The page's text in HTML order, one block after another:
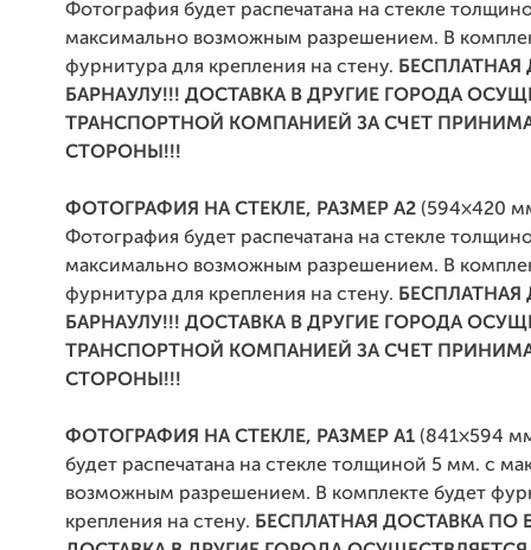
Фотография будет распечатана на стекле
максимально возможным разрешением. В
фурнитура для крепления на стену.
БАРНАУЛУ!!! ДОСТАВКА В ДРУГИЕ ГОРОДА
ТРАНСПОРТНОЙ КОМПАНИЕЙ ЗА СЧЕТ
СТОРОНЫ!!!
ФОТОГРАФИЯ НА СТЕКЛЕ, РАЗМЕР А2 (594×420
Фотография будет распечатана на стекле
максимально возможным разрешением. В
фурнитура для крепления на стену.
БАРНАУЛУ!!! ДОСТАВКА В ДРУГИЕ ГОРОДА
ТРАНСПОРТНОЙ КОМПАНИЕЙ ЗА СЧЕТ
СТОРОНЫ!!!
ФОТОГРАФИЯ НА СТЕКЛЕ, РАЗМЕР А1 (841×594
будет распечатана на стекле толщиной 5 мм. с
возможным разрешением. В комплекте будет
крепления на стену. БЕСПЛАТНАЯ ДОСТАВКА ПО